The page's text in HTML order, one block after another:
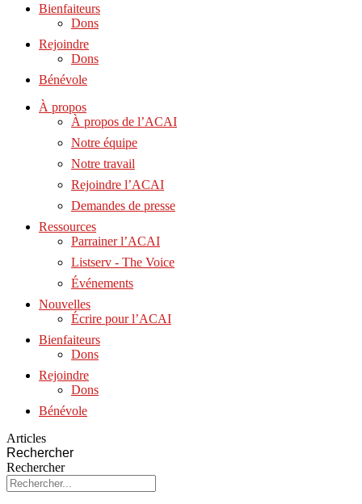
Bienfaiteurs
Dons
Rejoindre
Dons
Bénévole
À propos
À propos de l’ACAI
Notre équipe
Notre travail
Rejoindre l’ACAI
Demandes de presse
Ressources
Parrainer l’ACAI
Listserv - The Voice
Événements
Nouvelles
Écrire pour l’ACAI
Bienfaiteurs
Dons
Rejoindre
Dons
Bénévole
Articles
Rechercher
Rechercher